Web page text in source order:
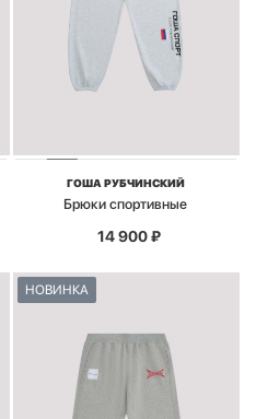
ГОША РУБЧИНСКИЙ
Брюки спортивные
14 900₽
НОВИНКА